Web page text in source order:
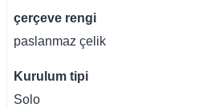
çerçeve rengi
paslanmaz çelik
Kurulum tipi
Solo